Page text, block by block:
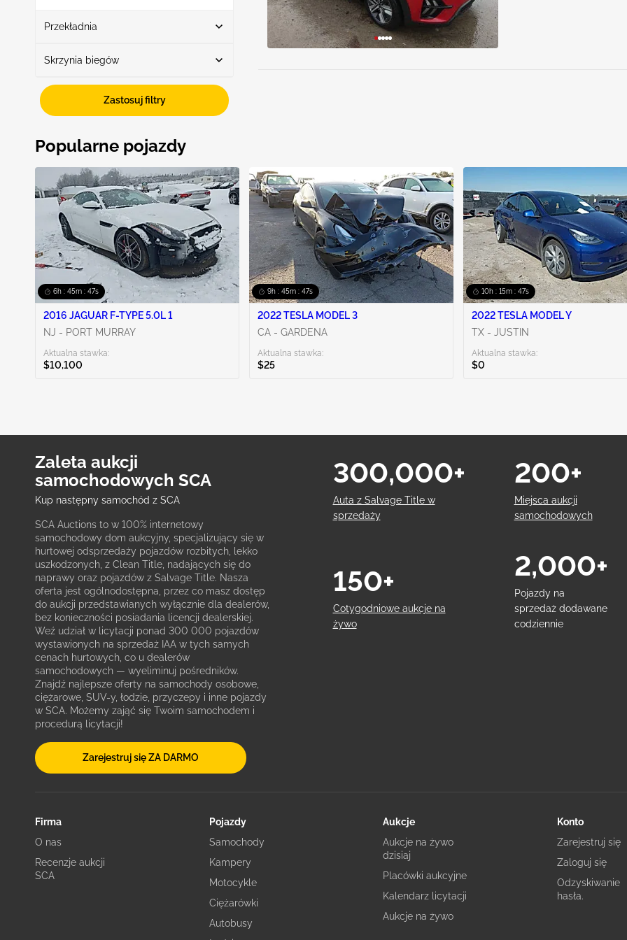
Pokaż więcej
Przekładnia
Przekładnia automatyczna 7
Skrzynia biegów
Zastosuj filtry
Popularne pojazdy
6h : 45m : 46s
2016 JAGUAR F-TYPE 5.0L 1
NJ - PORT MURRAY
Aktualna stawka:
$10,100
9h : 45m : 46s
2022 TESLA MODEL 3
CA - GARDENA
Aktualna stawka:
$25
10h : 15m : 46s
2022 TESLA MODEL Y
TX - JUSTIN
Aktualna stawka:
$0
Zaleta aukcji
samochodowych SCA
Kup następny samochód z SCA
SCA Auctions to w 100% internetowy
samochodowy dom aukcyjny, specjalizujący się w
hurtowej odsprzedaży pojazdów rozbitych, lekko
uszkodzonych, z Clean Title, nadających się do
naprawy oraz pojazdów z Salvage Title. Nasza
oferta jest ogólnodostępna, przez co masz dostęp
do aukcji przedstawianych wyłącznie dla dealerów,
bez konieczności posiadania licencji dealerskiej.
Weź udział w licytacji ponad 300 000 pojazdów
wystawionych na sprzedaż IAA w tych samych
cenach hurtowych, co u dealerów
samochodowych — wyeliminuj pośredników.
Znajdź najlepsze oferty na samochody osobowe,
ciężarowe, SUV-y, łodzie, przyczepy i inne pojazdy
w SCA. Możemy zająć się Twoim samochodem i
procedurą licytacji!
Zarejestruj się ZA DARMO
Auta z Salvage Title w
sprzedaży
300,000+
Miejsca aukcji
samochodowych
200+
Cotygodniowe aukcje na
żywo
150+
Pojazdy na
sprzedaż dodawane
codziennie
2,000+
Firma
O nas
Recenzje aukcji
SCA
Pojazdy
Samochody
Kampery
Motocykle
Ciężarówki
Autobusy
Aukcje
Aukcje na żywo
dzisiaj
Placówki aukcyjne
Kalendarz licytacji
Aukcje na żywo
Konto
Zarejestruj się
Zaloguj się
Odzyskiwanie
hasła.